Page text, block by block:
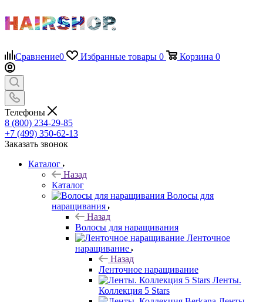
Сравнение0 Избранные товары 0 Корзина 0
Телефоны
8 (800) 234-29-85
+7 (499) 350-62-13
Заказать звонок
Каталог
Назад
Каталог
Волосы для
наращивания
Назад
Волосы для наращивания
Ленточное
наращивание
Назад
Ленточное наращивание
Ленты.
Коллекция 5 Stars